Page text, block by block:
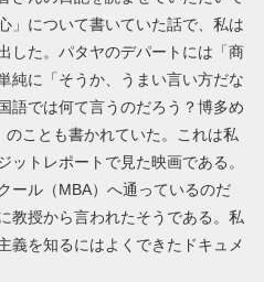
」について書いていた話で、私は
した。パタヤのデパートには「商
純に「そうか、うまい言い方だな
語では何て言うのだろう？博多め
ことも書かれていた。これは私
トレポートで見た映画である。
ール（MBA）へ通っているのだ
教授から言われたそうである。私
義を知るにはよくできたドキュメ